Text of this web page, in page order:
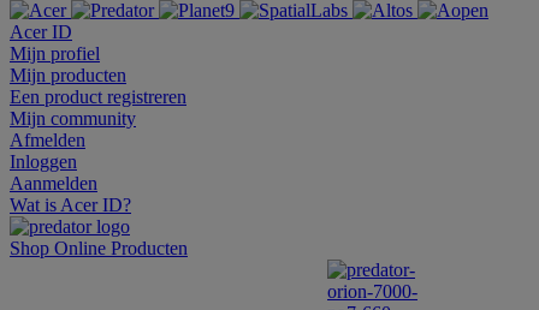
Acer ID
Mijn profiel
Mijn producten
Een product registreren
Mijn community
Afmelden
Inloggen
Aanmelden
Wat is Acer ID?
Shop Online Producten